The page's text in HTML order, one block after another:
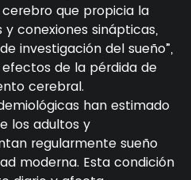
que propicia la
conexiones sinápticas,
investigación del sueño”,
de la pérdida de
cerebral.
han estimado
los adultos y
regularmente sueño
moderna. Esta condición